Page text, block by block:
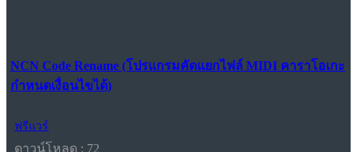
NCN Code Rename (โปรแกรมคัดแยกไฟล์ MIDI คาราโอเกะ
กำหนดเงื่อนไขได้)
ฟรีแวร์
ดาวน์โหลด : 72